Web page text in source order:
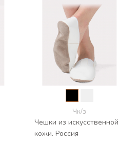
Чк/з
Чешки из искусственной
кожи. Россия